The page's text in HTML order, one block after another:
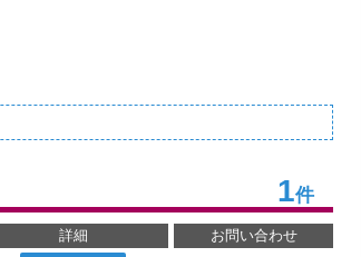
1件
詳細 お問い合わせ